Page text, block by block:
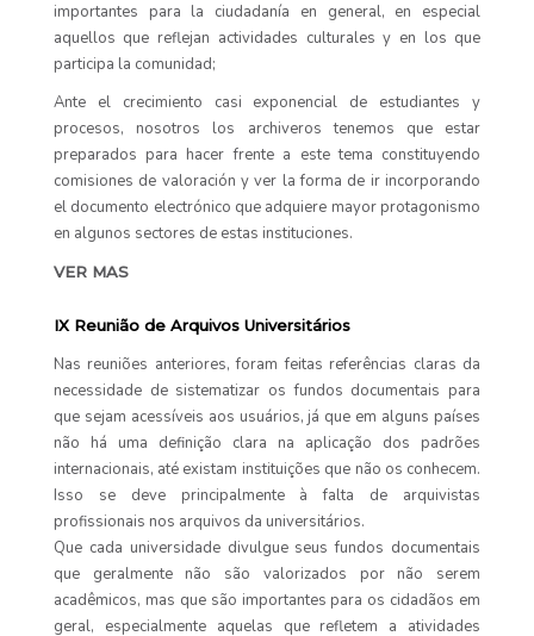
importantes para la ciudadanía en general, en especial
aquellos que reflejan actividades culturales y en los que
participa la comunidad;
Ante el crecimiento casi exponencial de estudiantes y
procesos, nosotros los archiveros tenemos que estar
preparados para hacer frente a este tema constituyendo
comisiones de valoración y ver la forma de ir incorporando
el documento electrónico que adquiere mayor protagonismo
en algunos sectores de estas instituciones.
VER MAS
IX Reunião de Arquivos Universitários
Nas reuniões anteriores, foram feitas referências claras da
necessidade de sistematizar os fundos documentais para
que sejam acessíveis aos usuários, já que em alguns países
não há uma definição clara na aplicação dos padrões
internacionais, até existam instituições que não os conhecem.
Isso se deve principalmente à falta de arquivistas
profissionais nos arquivos da universitários.
Que cada universidade divulgue seus fundos documentais
que geralmente não são valorizados por não serem
acadêmicos, mas que são importantes para os cidadãos em
geral, especialmente aquelas que refletem a atividades